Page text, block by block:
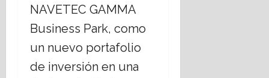
NAVETEC GAMMA
Business Park, como
un nuevo portafolio
de inversión en una